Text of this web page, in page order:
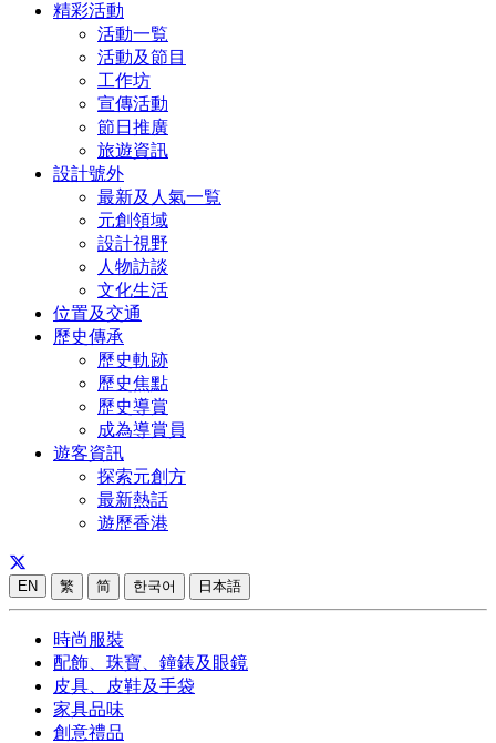
精彩活動
活動一覧
活動及節目
工作坊
宣傳活動
節日推廣
旅遊資訊
設計號外
最新及人氣一覧
元創領域
設計視野
人物訪談
文化生活
位置及交通
歷史傳承
歷史軌跡
歷史焦點
歷史導賞
成為導賞員
遊客資訊
探索元創方
最新熱話
遊歷香港
EN 繁 简 한국어 日本語
時尚服裝
配飾、珠寶、鐘錶及眼鏡
皮具、皮鞋及手袋
家具品味
創意禮品